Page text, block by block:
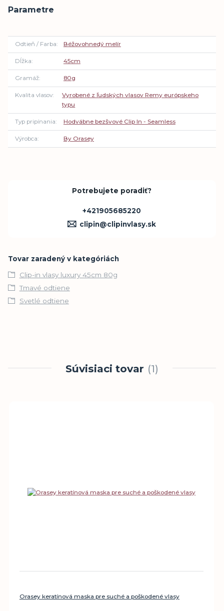
Parametre
Odtieň / Farba Béžovohnedý melír
Dĺžka 45cm
Gramáž 80g
Kvalita vlasov
Vyrobené z ľudských vlasov Remy európskeho
typu
Typ pripínania Hodvábne bezšvové Clip In - Seamless
Výrobca By Orasey
Potrebujete poradiť?
+421905685220
clipin@clipinvlasy.sk
Tovar zaradený v kategóriách
Clip-in vlasy luxury 45cm 80g
Tmavé odtiene
Svetlé odtiene
Súvisiaci tovar 1
Orasey keratínová maska pre suché a poškodené vlasy